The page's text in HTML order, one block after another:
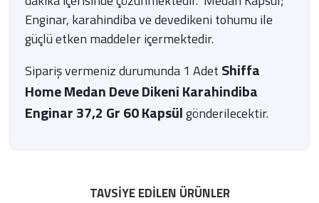
Enginar, karahindiba ve devedikeni tohumu ile
güçlü etken maddeler içermektedir.
Sipariş vermeniz durumunda 1 Adet Shiffa
Home Medan Deve Dikeni Karahindiba
Enginar 37,2 Gr 60 Kapsülgönderilecektir.
TAVSIYE EDILEN ÜRÜNLER